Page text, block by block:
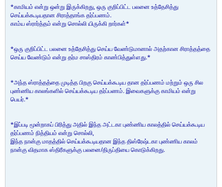
*காமியம் என்று ஒன்று இருக்கிறது, ஒரு குறிப்பிட்ட பலனை உத்தேசித்து
செய்யக்கூடியதான சிராத்தாங்க தர்ப்பணம்.
காம்ய ஸ்ரார்த்தம் என்று சொல்லி யிருக்கி றார்கள்*
*ஒரு குறிப்பிட்ட பலனை உத்தேசித்து செய்ய வேண்டுமானால் அதற்கான சிராத்தத்தை
செய்ய வேண்டும் என்று தர்ம சாஸ்திரம் காண்பித்துள்ளது.*
*அந்த ஸ்ராத்தத்தை முடித்த பிறகு செய்யக்கூடிய தான தர்ப்பணம் மற்றும் ஒரு சில
புண்ணிய காலங்களில் செய்யக்கூடிய தர்ப்பணம். இவைகளுக்கு காமியம் என்று
பெயர்.*
*இப்படி மூன்றாகப் பிரித்து அதில் இந்த அட்டகா புண்ணிய காலத்தில் செய்யக்கூடிய
தர்ப்பணம் நித்தியம் என்று சொல்லி,
இந்த நான்கு மாதத்தில் செய்யக்கூடியதான இந்த திஸ்ரேஷ்டகா புண்ணிய காலம்
நான்கு விதமாக ஸ்திரீகளுக்கு பலனை/திருப்தியை கொடுக்கிறது.